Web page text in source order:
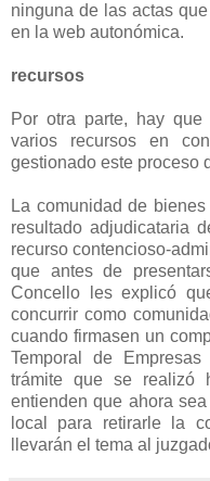
ninguna de las actas
en la web autonómica.
recursos
Por otra parte, hay
varios recursos en
gestionado este proceso
La comunidad de
resultado adjudicataria
recurso contencioso-
que antes de
Concello les explicó
concurrir como
cuando firmasen un
Temporal de
trámite que se realizó
entienden que ahora
local para retirarle la
llevarán el tema al